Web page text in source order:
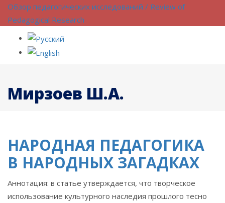
Обзор педагогических исследований / Review of
Pedagogical Research
Мирзоев Ш.А.
НАРОДНАЯ ПЕДАГОГИКА
В НАРОДНЫХ ЗАГАДКАХ
Аннотация: в статье утверждается, что творческое
использование культурного наследия прошлого тесно